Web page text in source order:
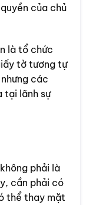
của chủ
là tổ chức
tờ tương tự
các
tại lãnh sự
phải là
cần phải có
thể thay mặt